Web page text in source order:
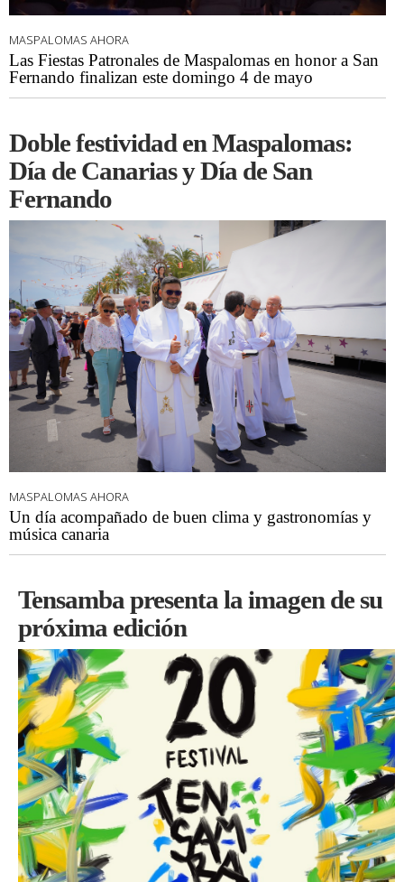
MASPALOMAS AHORA
Las Fiestas Patronales de Maspalomas en honor a San
Fernando finalizan este domingo 4 de mayo
Doble festividad en Maspalomas:
Día de Canarias y Día de San
Fernando
MASPALOMAS AHORA
Un día acompañado de buen clima y gastronomías y
música canaria
Tensamba presenta la imagen de su
próxima edición